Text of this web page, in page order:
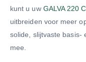
kunt u uw GALVA 220
uitbreiden voor meer
solide, slijtvaste basis-
mee.